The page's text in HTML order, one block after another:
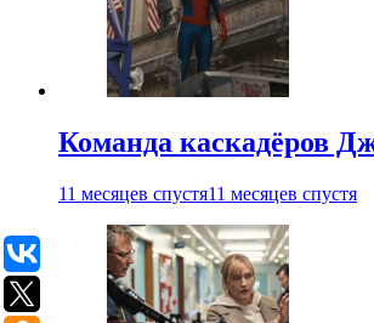
Команда каскадёров
11 месяцев спустя11 месяцев спустя